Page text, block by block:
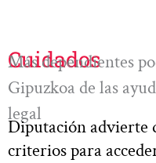
Cuidados
Más dependientes
Gipuzkoa de las
legal
Diputación advierte
criterios para